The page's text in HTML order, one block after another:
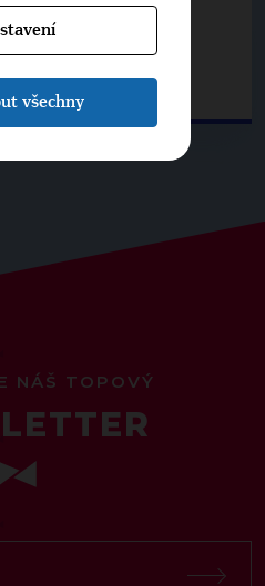
o extremismu.
NÁŠ TOPOVÝ
všechny